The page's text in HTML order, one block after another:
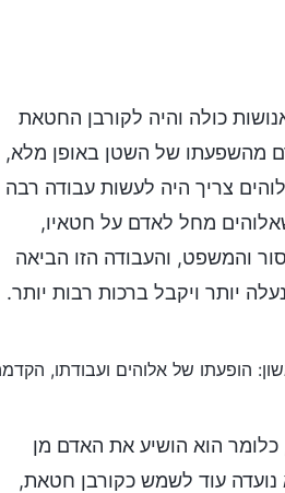
כולה והיה לקורבן החטאת
מהשפעתו של השטן באופן מלא,
צריך היה לעשות עבודה רבה
מחל לאדם על חטאיו,
והמשפט, והעבודה הזו הביאה
יותר ויקבל ברכות רבות יותר.
הופעתו של אלוהים ועבודתו,
כלומר הוא הושיע את האדם מן
עוד לשמש כקורבן חטאת,